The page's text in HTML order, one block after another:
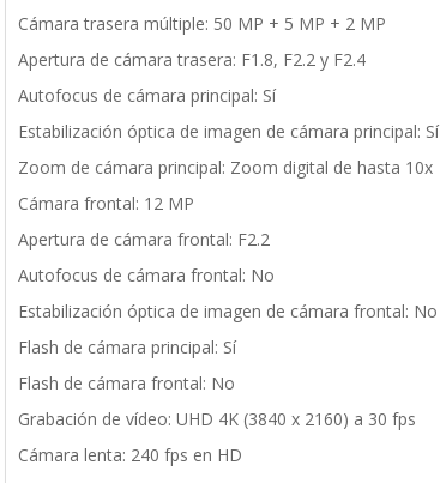
Cámara trasera múltiple: 50 MP + 5 MP + 2 MP
Apertura de cámara trasera: F1.8, F2.2 y F2.4
Autofocus de cámara principal: Sí
Estabilización óptica de imagen de cámara principal: Sí
Zoom de cámara principal: Zoom digital de hasta 10x
Cámara frontal: 12 MP
Apertura de cámara frontal: F2.2
Autofocus de cámara frontal: No
Estabilización óptica de imagen de cámara frontal: No
Flash de cámara principal: Sí
Flash de cámara frontal: No
Grabación de vídeo: UHD 4K (3840 x 2160) a 30 fps
Cámara lenta: 240 fps en HD